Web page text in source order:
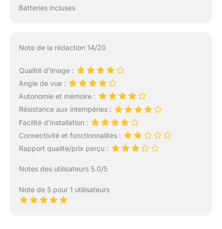
Batteries incluses
Note de la rédaction 14/20
Qualité d’image :
Angle de vue :
Autonomie et mémoire :
Résistance aux intempéries :
Facilité d’installation :
Connectivité et fonctionnalités :
Rapport qualité/prix perçu :
Notes des utilisateurs 5.0/5
Note de 5 pour 1 utilisateurs